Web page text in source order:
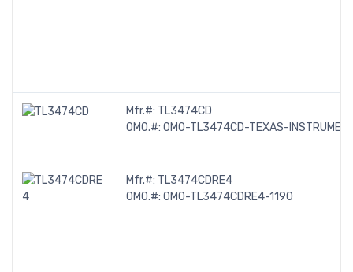
Mfr.#: TL3474CD
OMO.#: OMO-TL3474CD-TEXAS-
Mfr.#: TL3474CDRE4
OMO.#: OMO-TL3474CDRE4-1190